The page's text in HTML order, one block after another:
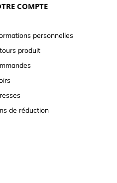
COMPTE
personnelles
produit
de réduction